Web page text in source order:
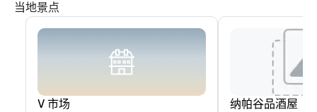
当地景点
V 市场 纳帕谷品酒屋